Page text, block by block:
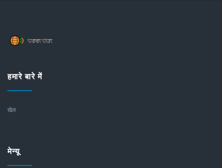
हमारे बारे में
खेल
मेन्यू